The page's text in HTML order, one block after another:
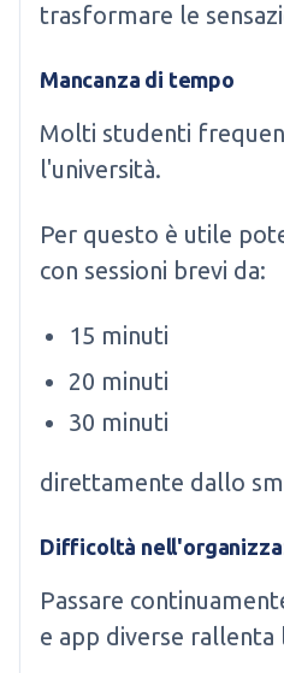
trasformare le
Mancanza di tempo
Molti studenti
l'università.
Per questo è utile
con sessioni brevi da:
15 minuti
20 minuti
30 minuti
direttamente dallo
Difficoltà
Passare
e app diverse rallenta